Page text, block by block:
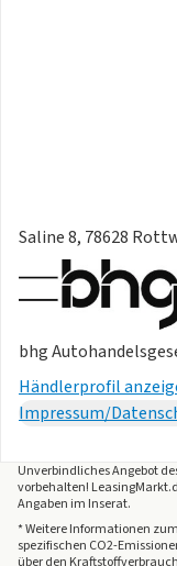
Saline 8, 78628
bhg
Händlerprofil
Impressum/
Unverbindliches Angebot
vorbehalten!
Angaben im Inserat.
* Weitere Informationen
spezifischen CO2-